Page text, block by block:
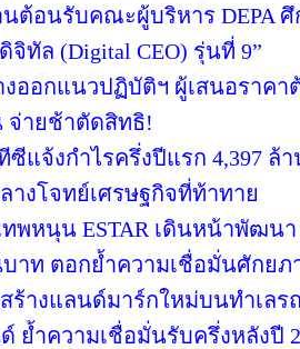
นต้อนรับคณะผู้บริหาร DEPA
จิทัล (Digital CEO) รุ่นที่ 9”
ออกแนวปฏิบัติฯ ผู้เสนอราคา
จ่ายช้าตัดสิทธิ!
ซีแจ้งกำไรครึ่งปีแรก 4,397 ล้
งโจทย์เศรษฐกิจที่ท้าทาย
พหนุน ESTAR เดินหน้าพัฒนา
บาท ตอกย้ำความเชื่อมั่นศักย
างแลนด์มาร์กใหม่บนทำเลร
ย้ำความเชื่อมั่นรับครึ่งหลังปี